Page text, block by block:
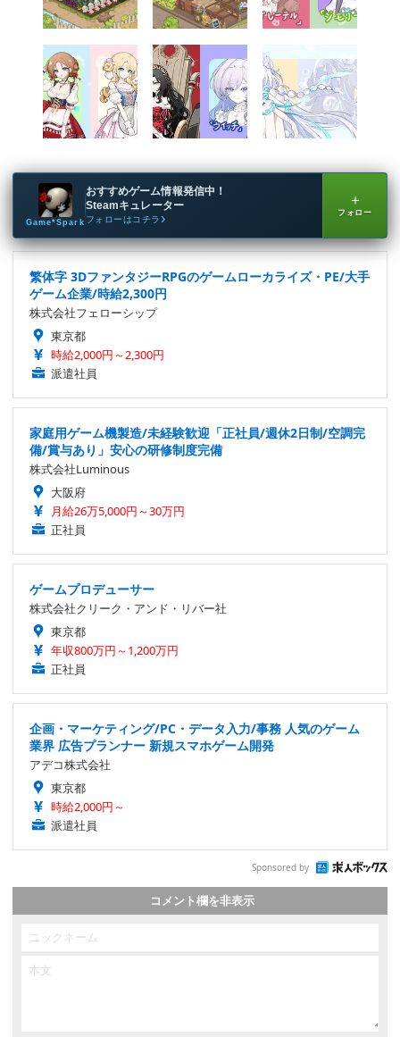
Game*Spark
おすすめゲーム情報発信中！
Steamキュレーター
フォローはコチラ
＋
フォロー
繁体字 3DファンタジーRPGのゲームローカライズ・PE/大手
ゲーム企業/時給2,300円
株式会社フェローシップ
東京都
時給2,000円～2,300円
派遣社員
家庭用ゲーム機製造/未経験歓迎「正社員/週休2日制/空調完
備/賞与あり」安心の研修制度完備
株式会社Luminous
大阪府
月給26万5,000円～30万円
正社員
ゲームプロデューサー
株式会社クリーク・アンド・リバー社
東京都
年収800万円～1,200万円
正社員
企画・マーケティング/PC・データ入力/事務 人気のゲーム
業界 広告プランナー 新規スマホゲーム開発
アデコ株式会社
東京都
時給2,000円～
派遣社員
Sponsored by
コメント欄を非表示